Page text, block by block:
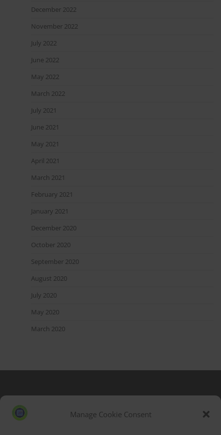
Manage Cookie Consent
December 2022
November 2022
July 2022
June 2022
May 2022
March 2022
July 2021
June 2021
May 2021
April 2021
March 2021
February 2021
January 2021
December 2020
October 2020
September 2020
August 2020
July 2020
May 2020
March 2020